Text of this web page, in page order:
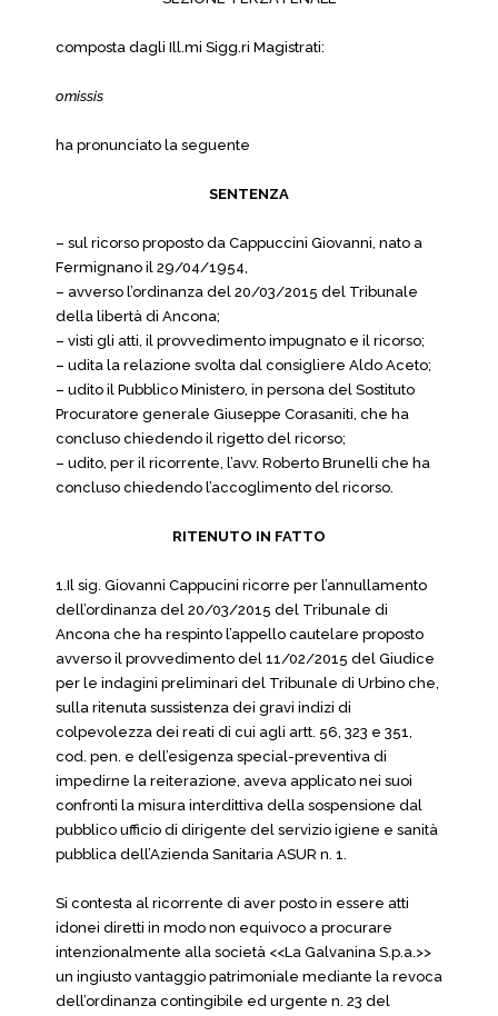
composta dagli Ill.mi Sigg.ri Magistrati:
omissis
ha pronunciato la seguente
SENTENZA
– sul ricorso proposto da Cappuccini Giovanni, nato a
Fermignano il 29/04/1954,
– avverso l’ordinanza del 20/03/2015 del Tribunale
della libertà di Ancona;
– visti gli atti, il provvedimento impugnato e il ricorso;
– udita la relazione svolta dal consigliere Aldo Aceto;
– udito il Pubblico Ministero, in persona del Sostituto
Procuratore generale Giuseppe Corasaniti, che ha
concluso chiedendo il rigetto del ricorso;
– udito, per il ricorrente, l’avv. Roberto Brunelli che ha
concluso chiedendo l’accoglimento del ricorso.
RITENUTO IN FATTO
1.Il sig. Giovanni Cappucini ricorre per l’annullamento
dell’ordinanza del 20/03/2015 del Tribunale di
Ancona che ha respinto l’appello cautelare proposto
avverso il provvedimento del 11/02/2015 del Giudice
per le indagini preliminari del Tribunale di Urbino che,
sulla ritenuta sussistenza dei gravi indizi di
colpevolezza dei reati di cui agli artt. 56, 323 e 351,
cod. pen. e dell’esigenza special-preventiva di
impedirne la reiterazione, aveva applicato nei suoi
confronti la misura interdittiva della sospensione dal
pubblico ufficio di dirigente del servizio igiene e sanità
pubblica dell’Azienda Sanitaria ASUR n. 1.
Si contesta al ricorrente di aver posto in essere atti
idonei diretti in modo non equivoco a procurare
intenzionalmente alla società <<La Galvanina S.p.a.>>
un ingiusto vantaggio patrimoniale mediante la revoca
dell’ordinanza contingibile ed urgente n. 23 del